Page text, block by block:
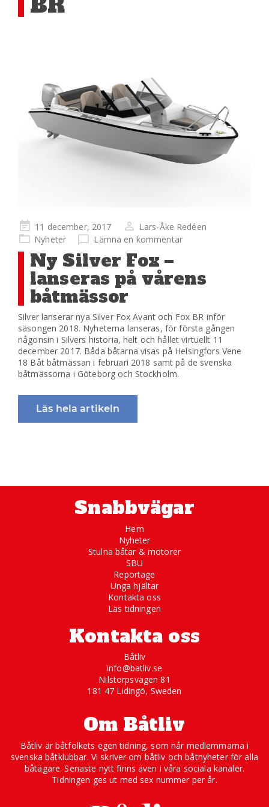
Publicerad
på
11 december, 2017
Lars-Åke Redéen
Nyheter
Lämna en kommentar
Ny Silver Fox –
lanseras på vårens
båtmässor
Silver lanserar nya Silver Fox Avant och Fox BR inför
säsongen 2018. Nyheterna lanseras, för första gången
någonsin i Silvers historia, helt och hållet virtuellt 11
december 2017. Båda båtarna visas på Helsingfors Vene
18 Båt båtmässan i februari 2018 samt på de svenska
båtmässorna i Göteborg och Stockholm.
Läs hela artikeln
Snabbvägar
Hem
Nyheter
Stulna båtar & motorer
SBU
Reportage
Unga hjältar
Kontakta oss
Läs tidningen
Kontakta oss
Båtliv
info@batliv.se
Nilstorpsvägen 81
181 47 Lidingö, Sweden
Om Båtliv
Båtliv är båtfolkets egen tidning, som når medlemmarna i
svenska båtklubbar. Vi skriver om båtliv och båtnyheter för alla
båtägare. Senaste nytt finns även i våra sociala kanaler.
Tidningen ges ut med sex nummer per år.